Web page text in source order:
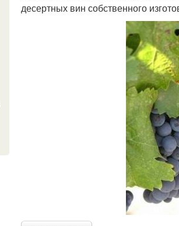
десертных вин собственного